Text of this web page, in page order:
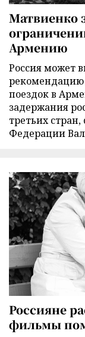
Матвиенко
Армению
Россия может
рекомендацию
поездок в
задержания
третьих
Федерации
Россияне
фильмы